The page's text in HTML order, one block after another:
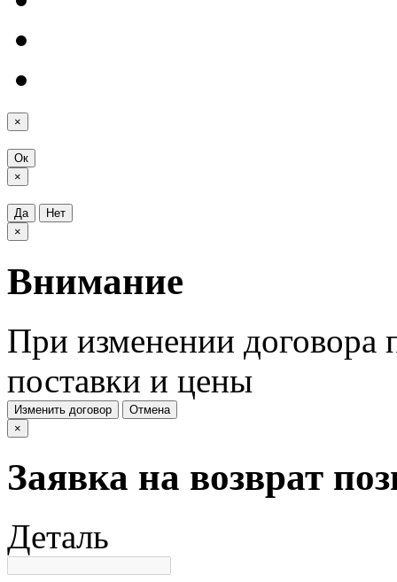
×
Ок
×
Да
Нет
×
Внимание
При изменении договора
поставки и цены
Изменить договор
Отмена
×
Заявка на возврат
Деталь